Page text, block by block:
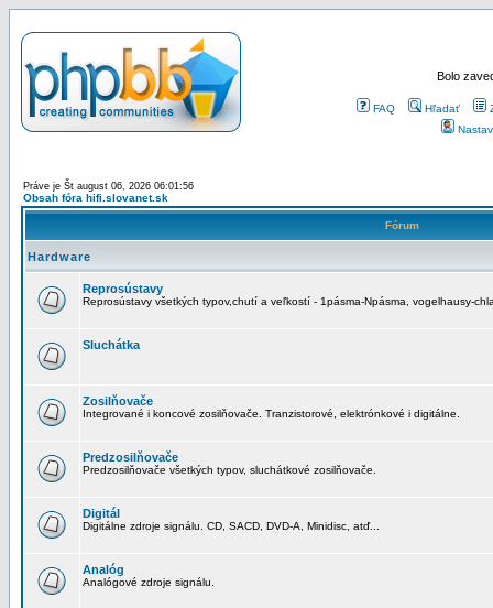
Bolo
FAQ Hľadať
Práve je Št august 06, 2026 06:01:56
Obsah fóra hifi.slovanet.sk
Fórum
Hardware
Reprosústavy
Reprosústavy všetkých typov,chutí a veľkostí - 1pásma-Npásma, vogelhausy-
Sluchátka
Zosilňovače
Integrované i koncové zosilňovače. Tranzistorové, elektrónkové i digitálne.
Predzosilňovače
Predzosilňovače všetkých typov, sluchátkové zosilňovače.
Digitál
Digitálne zdroje signálu. CD, SACD, DVD-A, Minidisc, atď...
Analóg
Analógové zdroje signálu.